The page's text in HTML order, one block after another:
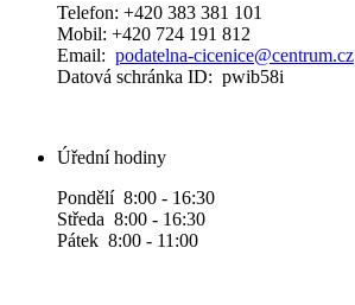
Telefon: +420 383 381 101
Mobil: +420 724 191 812
Email: podatelna-cicenice@centrum.cz
Datová schránka ID: pwib58i
Úřední hodiny
Pondělí 8:00 - 16:30
Středa 8:00 - 16:30
Pátek 8:00 - 11:00